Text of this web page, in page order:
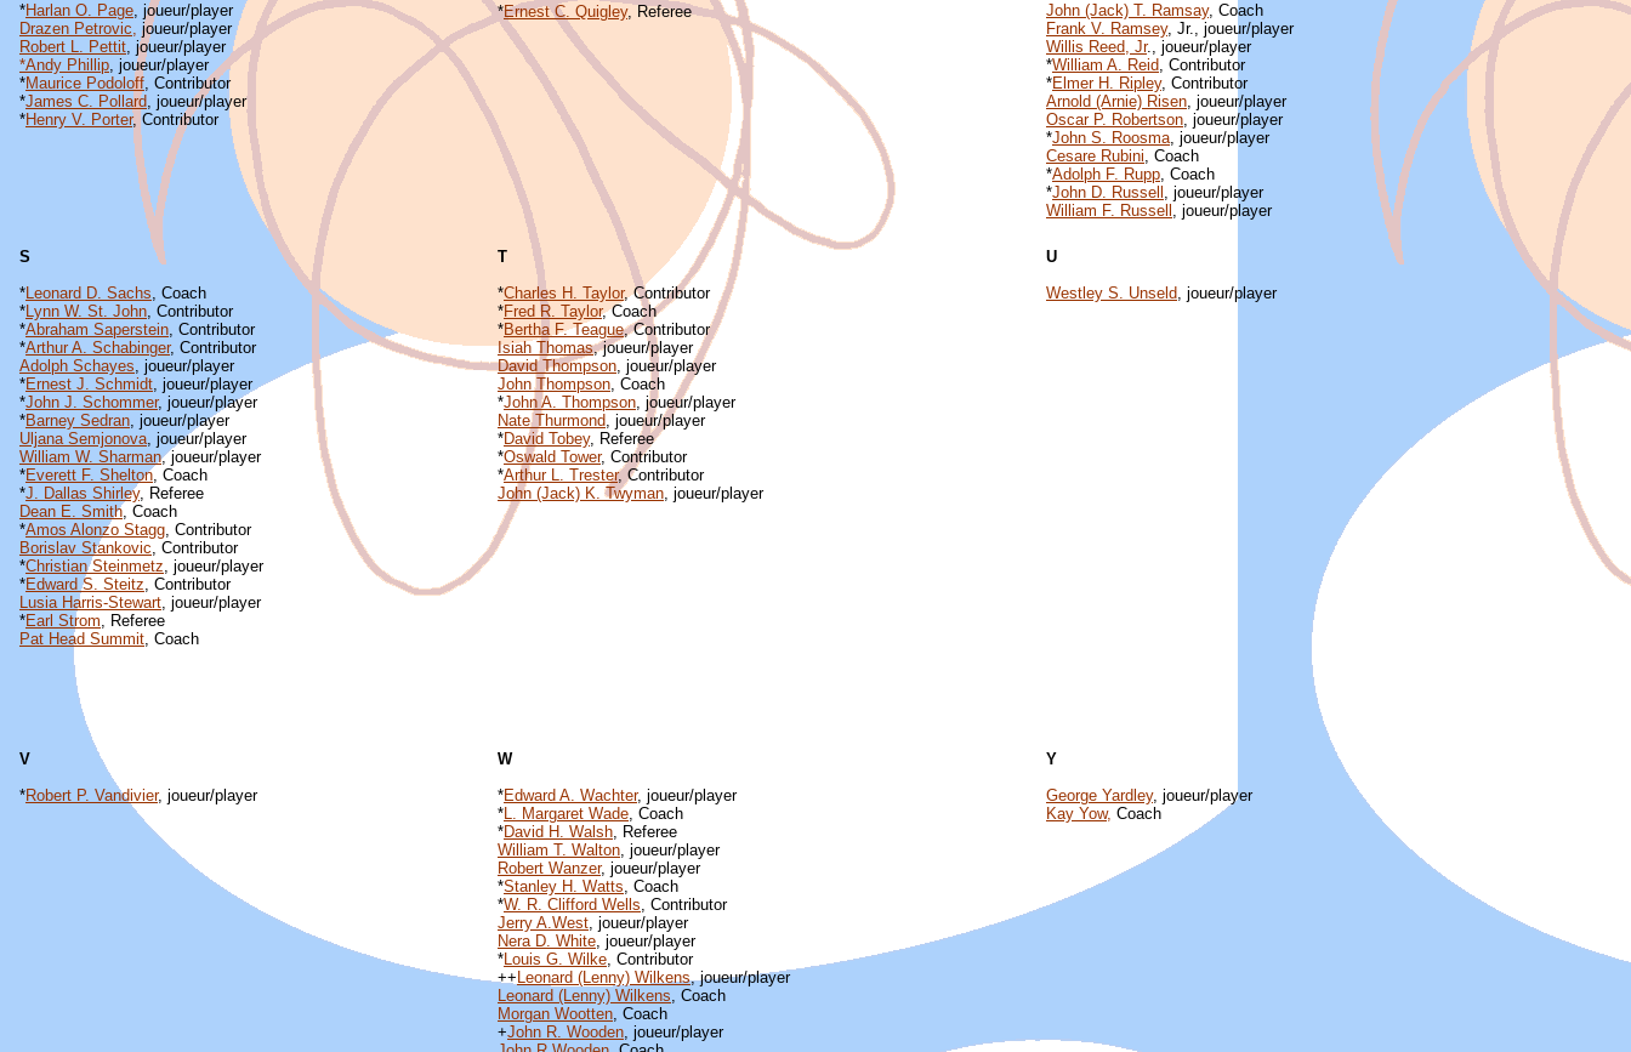
*Harlan O. Page, joueur/player
Drazen Petrovic, joueur/player
Robert L. Pettit, joueur/player
*Andy Phillip, joueur/player
*Maurice Podoloff, Contributor
*James C. Pollard, joueur/player
*Henry V. Porter, Contributor
*Ernest C. Quigley, Referee
John (Jack) T. Ramsay, Coach
Frank V. Ramsey, Jr., joueur/player
Willis Reed, Jr., joueur/player
*William A. Reid, Contributor
*Elmer H. Ripley, Contributor
Arnold (Arnie) Risen, joueur/player
Oscar P. Robertson, joueur/player
*John S. Roosma, joueur/player
Cesare Rubini, Coach
*Adolph F. Rupp, Coach
*John D. Russell , joueur/player
William F. Russell , joueur/player
S
*Leonard D. Sachs, Coach
*Lynn W. St. John, Contributor
*Abraham Saperstein, Contributor
*Arthur A. Schabinger, Contributor
Adolph Schayes, joueur/player
*Ernest J. Schmidt, joueur/player
*John J. Schommer, joueur/player
*Barney Sedran, joueur/player
Uljana Semjonova, joueur/player
William W. Sharman, joueur/player
*Everett F. Shelton, Coach
*J. Dallas Shirley, Referee
Dean E. Smith, Coach
*Amos Alonzo Stagg, Contributor
Borislav Stankovic, Contributor
*Christian Steinmetz, joueur/player
*Edward S. Steitz, Contributor
Lusia Harris-Stewart, joueur/player
*Earl Strom, Referee
Pat Head Summit, Coach
T
*Charles H. Taylor, Contributor
*Fred R. Taylor, Coach
*Bertha F. Teague, Contributor
Isiah Thomas, joueur/player
David Thompson, joueur/player
John Thompson, Coach
*John A. Thompson, joueur/player
Nate Thurmond, joueur/player
*David Tobey, Referee
*Oswald Tower, Contributor
*Arthur L. Trester, Contributor
John (Jack) K. Twyman, joueur/player
U
Westley S. Unseld, joueur/player
V
*Robert P. Vandivier, joueur/player
W
*Edward A. Wachter, joueur/player
*L. Margaret Wade, Coach
*David H. Walsh, Referee
William T. Walton, joueur/player
Robert Wanzer, joueur/player
*Stanley H. Watts, Coach
*W. R. Clifford Wells, Contributor
Jerry A.West, joueur/player
Nera D. White, joueur/player
*Louis G. Wilke, Contributor
++ Leonard (Lenny) Wilkens, joueur/player
Leonard (Lenny) Wilkens, Coach
Morgan Wootten, Coach
+John R. Wooden, joueur/player
Y
George Yardley, joueur/player
Kay Yow, Coach